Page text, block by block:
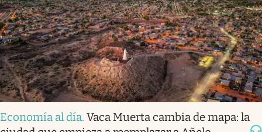
Economía al día. Vaca Muerta cambia de mapa: la